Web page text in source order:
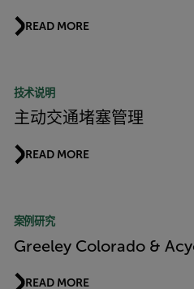
READ MORE
技术说明
主动交通堵塞管理
READ MORE
案例研究
Greeley Colorado &
READ MORE